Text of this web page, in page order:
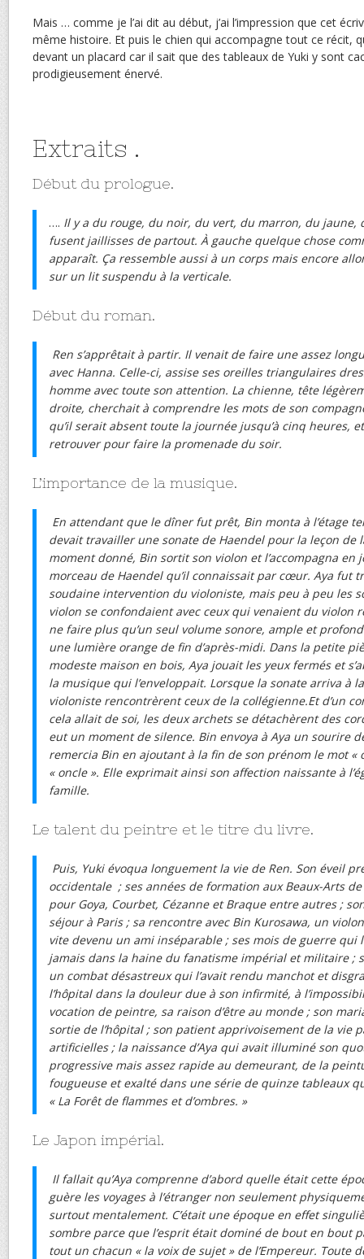
Mais … comme je l’ai dit au début, j’ai l’impression que cet
même histoire. Et puis le chien qui accompagne tout ce récit,
devant un placard car il sait que des tableaux de Yuki y sont
prodigieusement énervé.
Extraits .
Début du prologue.
…. Il y a du rouge, du noir, du vert, du marron, du jaune,
fusent jaillisses de partout. À gauche quelque chose
apparaît. Ça ressemble aussi à un corps mais encore
sur un lit suspendu à la verticale.
Début du roman.
Ren s’apprêtait à partir. Il venait de faire une assez
avec Hanna. Celle-ci, assise ses oreilles triangulaires
homme avec toute son attention. La chienne, tête
droite, cherchait à comprendre les mots de son
qu’il serait absent toute la journée jusqu’à cinq heures,
retrouver pour faire la promenade du soir.
L’importance de la musique.
En attendant que le dîner fut prêt, Bin monta à l’étage
devait travailler une sonate de Haendel pour la leçon de
moment donné, Bin sortit son violon et l’accompagna en
morceau de Haendel qu’il connaissait par cœur. Aya fut
soudaine intervention du violoniste, mais peu à peu les
violon se confondaient avec ceux qui venaient du violon
ne faire plus qu’un seul volume sonore, ample et
une lumière orange de fin d’après-midi. Dans la petite
modeste maison en bois, Aya jouait les yeux fermés et
la musique qui l’enveloppait. Lorsque la sonate arriva à
violoniste rencontrèrent ceux de la collégienne.Et d’un
cela allait de soi, les deux archets se détachèrent des
eut un moment de silence. Bin envoya à Aya un sourire
remercia Bin en ajoutant à la fin de son prénom le mot «
« oncle ». Elle exprimait ainsi son affection naissante à
famille.
Le talent du peintre et le titre du livre.
Puis, Yuki évoqua longuement la vie de Ren. Son éveil
occidentale ; ses années de formation aux Beaux-Arts
pour Goya, Courbet, Cézanne et Braque entre autres ;
séjour à Paris ; sa rencontre avec Bin Kurosawa, un
vite devenu un ami inséparable ; ses mois de guerre qui
jamais dans la haine du fanatisme impérial et militaire ;
un combat désastreux qui l’avait rendu manchot et
l’hôpital dans la douleur due à son infirmité, à
vocation de peintre, sa raison d’être au monde ; son
sortie de l’hôpital ; son patient apprivoisement de la vie
artificielles ; la naissance d’Aya qui avait illuminé son
progressive mais assez rapide au demeurant, de la
fougueuse et exalté dans une série de quinze tableaux
« La Forêt de flammes et d’ombres. »
Le Japon impérial.
Il fallait qu’Aya comprenne d’abord quelle était cette
guère les voyages à l’étranger non seulement
surtout mentalement. C’était une époque en effet
sombre parce que l’esprit était dominé de bout en bout
tout un chacun « la voix de sujet » de l’Empereur. Toute